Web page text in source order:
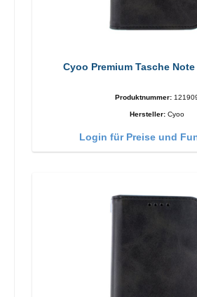
Cyoo Premium Tasche Note
Produktnummer:
Hersteller: Cyoo
Login für Preise und